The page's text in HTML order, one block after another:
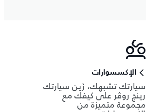
الإكسسوارات
سيارتك تشبهك، زَين سيارتك
رينج روڤر على كيفك مع
مجموعة متميزة من